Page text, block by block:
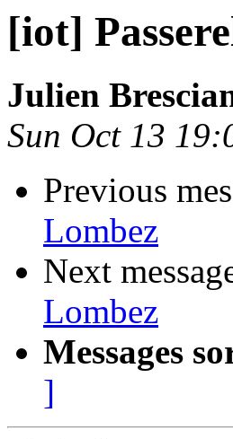
[iot]
Julien
Sun Oct 13
Previous
Lombez
Next
Lombez
Messages
]